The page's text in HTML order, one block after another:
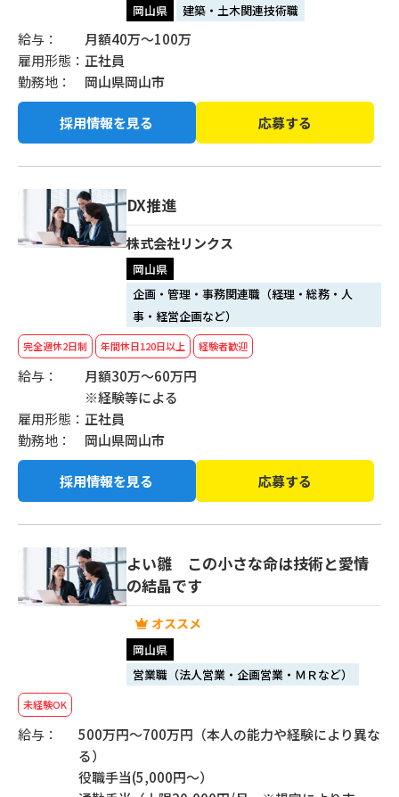
岡山県 建築・土木関連技術職
給与：
月額40万～100万
雇用形態： 正社員
勤務地：
岡山県岡山市
採用情報を見る 応募する
DX推進
株式会社リンクス
岡山県
企画・管理・事務関連職（経理・総務・人
事・経営企画など）
完全週休2日制 年間休日120日以上 経験者歓迎
給与：
月額30万～60万円
※経験等による
雇用形態： 正社員
勤務地：
岡山県岡山市
採用情報を見る 応募する
よい雛 この小さな命は技術と愛情
の結晶です
岡山県
営業職（法人営業・企画営業・ＭＲなど）
未経験OK
給与：
500万円〜700万円（本人の能力や経験により異な
る）
役職手当(5,000円～）